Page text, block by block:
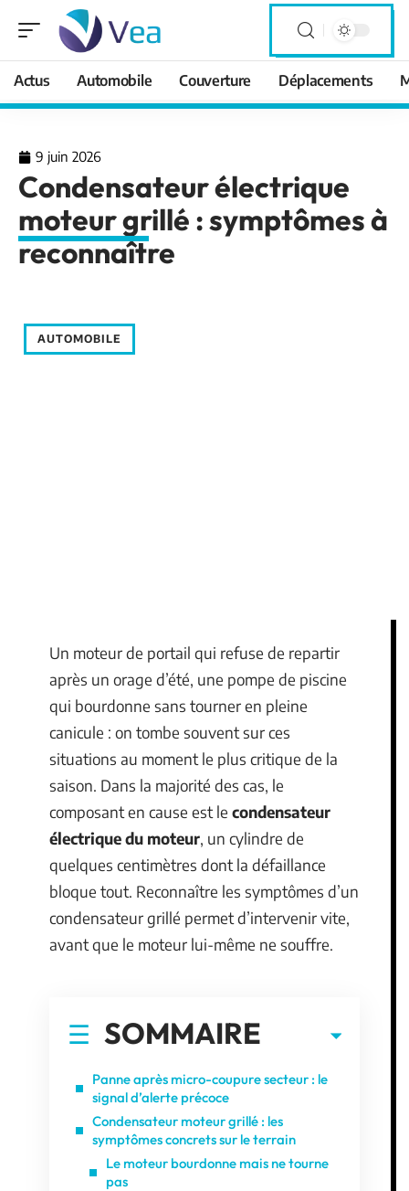
Actus Automobile Couverture Déplacements
9 juin 2026
Condensateur électrique
moteur grillé : symptômes à
reconnaître
AUTOMOBILE
Un moteur de portail qui refuse de repartir
après un orage d’été, une pompe de piscine
qui bourdonne sans tourner en pleine
canicule : on tombe souvent sur ces
situations au moment le plus critique de la
saison. Dans la majorité des cas, le
composant en cause est le condensateur
électrique du moteur, un cylindre de
quelques centimètres dont la défaillance
bloque tout. Reconnaître les symptômes d’un
condensateur grillé permet d’intervenir vite,
avant que le moteur lui-même ne souffre.
SOMMAIRE
Panne après micro-coupure secteur : le
signal d’alerte précoce
Condensateur moteur grillé : les
symptômes concrets sur le terrain
Le moteur bourdonne mais ne tourne
pas